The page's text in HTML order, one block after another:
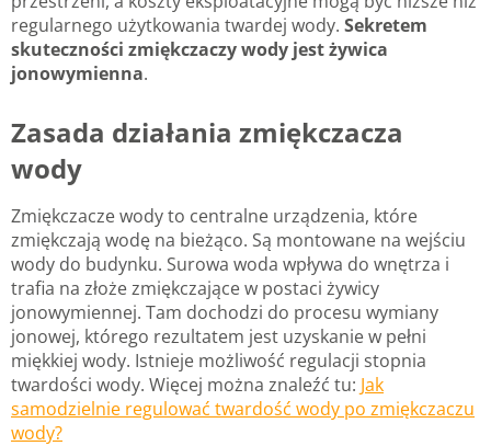
regularnego użytkowania twardej wody. Sekretem
skuteczności zmiękczaczy wody jest żywica
jonowymienna.
Zasada działania zmiękczacza
wody
Zmiękczacze wody to centralne urządzenia, które
zmiękczają wodę na bieżąco. Są montowane na wejściu
wody do budynku. Surowa woda wpływa do wnętrza i
trafia na złoże zmiękczające w postaci żywicy
jonowymiennej. Tam dochodzi do procesu wymiany
jonowej, którego rezultatem jest uzyskanie w pełni
miękkiej wody. Istnieje możliwość regulacji stopnia
twardości wody. Więcej można znaleźć tu: Jak
samodzielnie regulować twardość wody po zmiękczaczu
wody?